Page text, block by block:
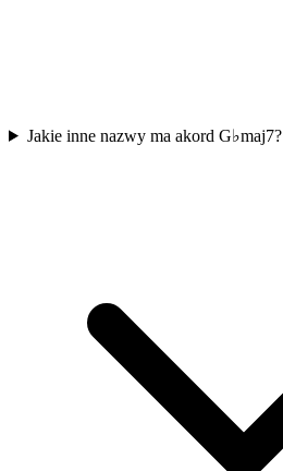
Jakie inne nazwy ma akord G♭maj7?